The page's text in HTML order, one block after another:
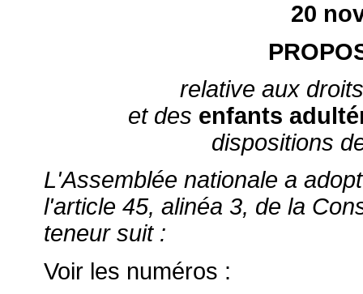
20
relative aux
et des enfants
dispositions
L'Assemblée nationale a
l'article 45, alinéa 3, de la
teneur suit :
Voir les numéros :